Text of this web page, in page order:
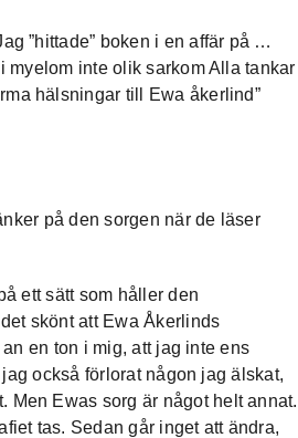
”hittade” boken i en affär på …
myelom inte olik sarkom Alla tankar
hälsningar till Ewa åkerlind”
på den sorgen när de läser
ett sätt som håller den
skönt att Ewa Åkerlinds
en ton i mig, att jag inte ens
också förlorat någon jag älskat,
Men Ewas sorg är något helt annat.
tas. Sedan går inget att ändra,